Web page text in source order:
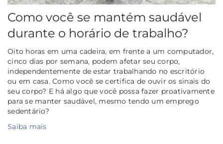
Como você se mantém saudável
durante o horário de trabalho?
Oito horas em uma cadeira, em frente a um computador,
cinco dias por semana, podem afetar seu corpo,
independentemente de estar trabalhando no escritório
ou em casa. Como você se certifica de ouvir os sinais do
seu corpo? E há algo que você possa fazer proativamente
para se manter saudável, mesmo tendo um emprego
sedentário?
Saiba mais